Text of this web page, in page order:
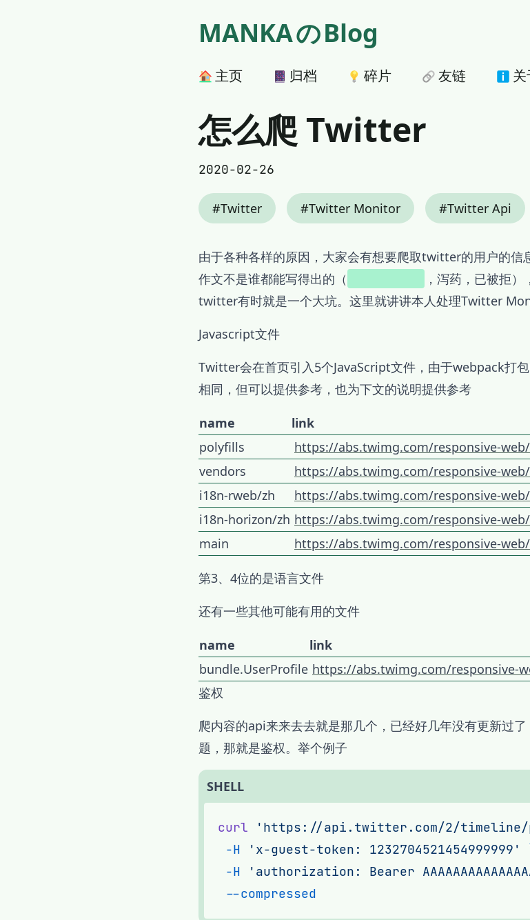
MANKAのBlog
主页 归档 碎片 友链
怎么爬 Twitter
2020-02-26
Twitter Twitter Monitor Twitter Api
由于各种各样的原因，大家会有想要爬取twitter的用户的信
作文不是谁都能写得出的（
，泻药，已被拒
twitter有时就是一个大坑。这里就讲讲本人处理Twitter
Javascript文件
Twitter会在首页引入5个JavaScript文件，由于webpack打
相同，但可以提供参考，也为下文的说明提供参考
name
link
polyfills
https://abs.twimg.com/responsive-
vendors
https://abs.twimg.com/responsive-
i18n-rweb/zh
https://abs.twimg.com/responsive-
i18n-horizon/zh https://abs.twimg.com/responsive-
main
https://abs.twimg.com/responsive-
第3、4位的是语言文件
还有一些其他可能有用的文件
name
link
bundle.UserProfile https://abs.twimg.com/responsive-
鉴权
爬内容的api来来去去就是那几个，已经好几年没有更新过
题，那就是鉴权。举个例子
SHELL
curl 'https://api.twitter.com/2/timeline/
-H 'x-guest-token: 1232704521454999999'
-H 'authorization: Bearer